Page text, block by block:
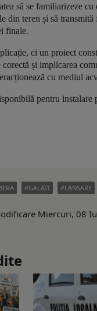
să se familiarizeze
din teren și să
finale.
ci un proiect
și implicarea
cu mediul
pentru
GALATI LANSARE
Miercuri, 08